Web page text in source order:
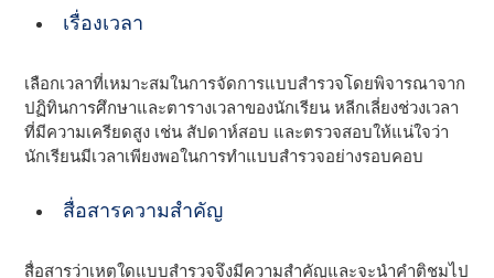
เรื่องเวลา
เลือกเวลาที่เหมาะสมในการจัดการแบบสํารวจโดยพิจารณาจาก
ปฏิทินการศึกษาและตารางเวลาของนักเรียน หลีกเลี่ยงช่วงเวลา
ที่มีความเครียดสูง เช่น สัปดาห์สอบ และตรวจสอบให้แน่ใจว่า
นักเรียนมีเวลาเพียงพอในการทําแบบสํารวจอย่างรอบคอบ
สื่อสารความสําคัญ
สื่อสารว่าเหตุใดแบบสํารวจจึงมีความสําคัญและจะนําคําติชมไป